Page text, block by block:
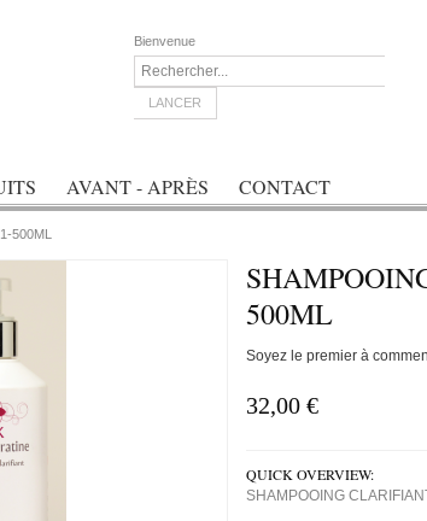
Bienvenue
LANCER
AVANT - APRÈS CONTACT
500ML
500ML
Soyez le premier à
32,00 €
QUICK OVERVIEW:
SHAMPOOING